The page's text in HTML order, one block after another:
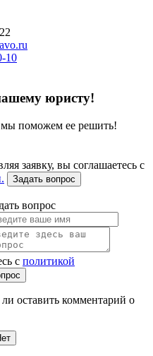
10
юристу!
мы поможем ее решить!
заявку, вы соглашаетесь с
Задать вопрос
вопрос
с политикой
оставить комментарий о